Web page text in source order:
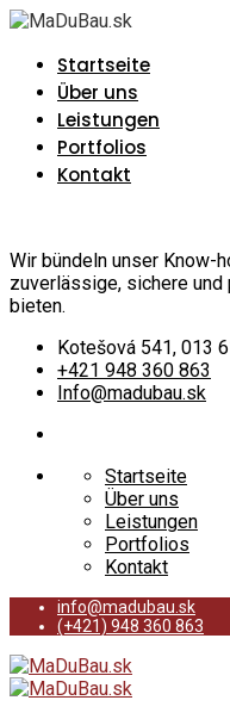
Startseite
Über uns
Leistungen
Portfolios
Kontakt
Wir bündeln unser Know-
zuverlässige, sichere
bieten.
Kotešová 541, 013
+421 948 360 863
Info@madubau.sk
Startseite
Über uns
Leistungen
Portfolios
Kontakt
info@madubau.sk
(+421) 948 360 863